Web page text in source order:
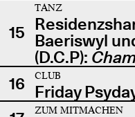
15
TANZ
Baeriswyl
(D.C.P):
16
CLUB
Friday
ZUM MITMACHEN